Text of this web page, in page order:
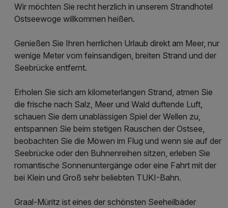
Wir möchten Sie recht herzlich in unserem Strandhotel
Ostseewoge willkommen heißen.
Genießen Sie Ihren herrlichen Urlaub direkt am Meer, nur
wenige Meter vom feinsandigen, breiten Strand und der
Seebrücke entfernt.
Erholen Sie sich am kilometerlangen Strand, atmen Sie
die frische nach Salz, Meer und Wald duftende Luft,
schauen Sie dem unablässigen Spiel der Wellen zu,
entspannen Sie beim stetigen Rauschen der Ostsee,
beobachten Sie die Möwen im Flug und wenn sie auf der
Seebrücke oder den Buhnenreihen sitzen, erleben Sie
romantische Sonnenuntergänge oder eine Fahrt mit der
bei Klein und Groß sehr beliebten TUKI-Bahn.
​Graal-Müritz ist eines der schönsten Seeheilbäder